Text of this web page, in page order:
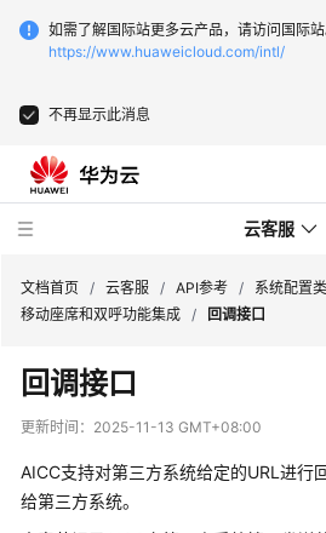
如需了解国际站更多云产品，请访问国际站
https://www.huaweicloud.com/intl/
不再显示此消息
云客服
最
新
动
产
文档首页 / 云客服 / API参考 / 系统配置
移动座席和双呼功能集成 / 回调接口
回调接口
更新时间： 2025-11-13 GMT+08:00
AICC支持对第三方系统给定的URL进行
给第三方系统。